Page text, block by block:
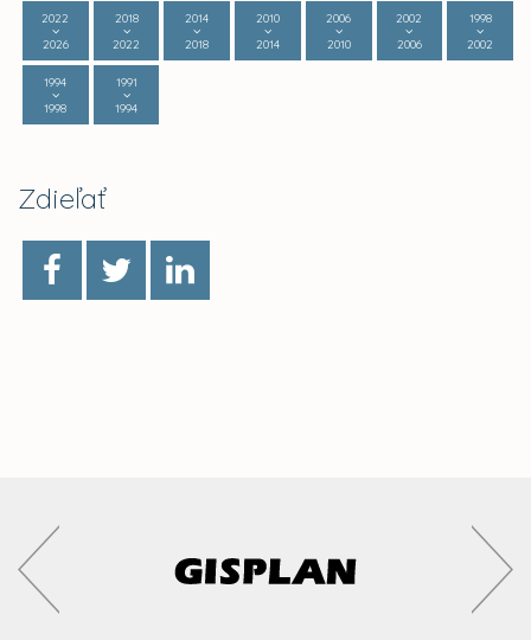
2022
2026
2018
2022
2014
2018
2010
2014
2006
2010
2002
2006
1998
2002
1994
1998
1991
1994
Zdieľať